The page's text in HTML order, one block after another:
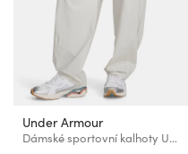
Under Armour
Dámské sportovní kalhoty Under Armour UA Unstoppable Rstop Cargo-WHT